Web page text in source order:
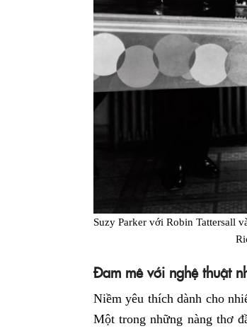
Suzy Parker với Robin Tattersall
Đam mê với nghệ thuật
Niềm yêu thích dành cho
Một trong những nàng thơ